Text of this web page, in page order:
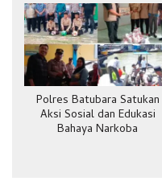
Polres Batubara Satukan
Aksi Sosial dan Edukasi
Bahaya Narkoba